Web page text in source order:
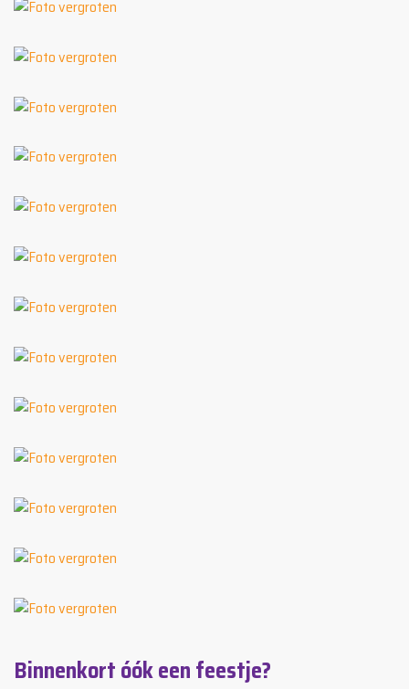
Binnenkort óók een feestje?